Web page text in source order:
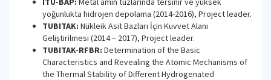
yoğunlukta hidrojen depolama (2014-2016), Project leader.
TUBITAK: Nükleik Asit Bazları İçin Kuvvet Alanı
Geliştirilmesi (2014 – 2017), Project leader.
TUBITAK-RFBR: Determination of the Basic
Characteristics and Revealing the Atomic Mechanisms of
the Thermal Stability of Different Hydrogenated